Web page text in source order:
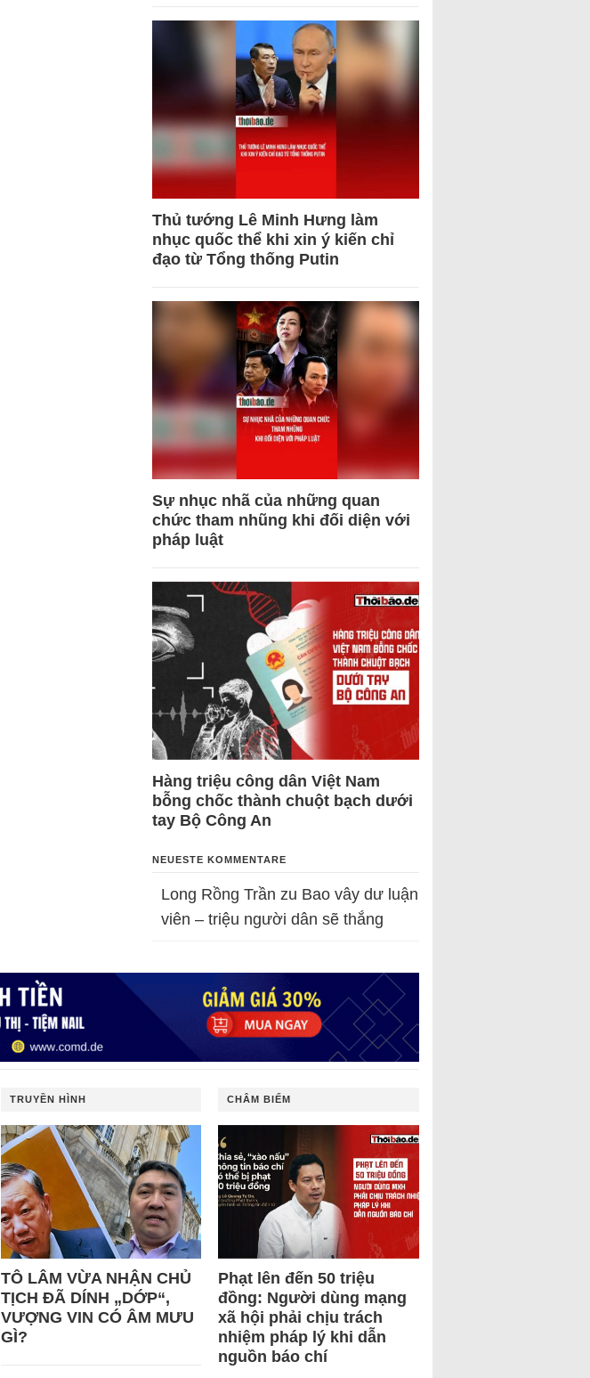
Thủ tướng Lê Minh Hưng làm
nhục quốc thể khi xin ý kiến chỉ
đạo từ Tổng thống Putin
Sự nhục nhã của những quan
chức tham nhũng khi đối diện với
pháp luật
Hàng triệu công dân Việt Nam
bỗng chốc thành chuột bạch dưới
tay Bộ Công An
NEUESTE KOMMENTARE
Long Rồng Trần zu Bao vây dư luận
viên – triệu người dân sẽ thắng
TRUYỀN HÌNH
TÔ LÂM VỪA NHẬN CHỦ
TỊCH ĐÃ DÍNH „DỚP“,
VƯỢNG VIN CÓ ÂM MƯU
GÌ?
CHÂM BIẾM
Phạt lên đến 50 triệu
đồng: Người dùng mạng
xã hội phải chịu trách
nhiệm pháp lý khi dẫn
nguồn báo chí